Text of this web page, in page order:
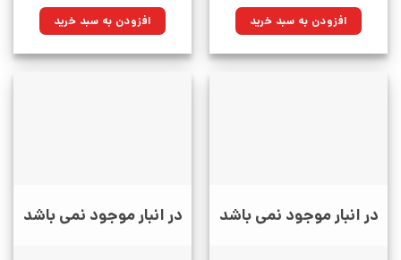
۴۹۰,۰۰۰تومان
بود.
۳۵۰,۳۵۰تومان. افزودن به سبد خرید ۴۰۰,۰۰۰تومان
بود.
۲۸۶,۰۰۰تومان.افزودن به سبد خرید
در انبار موجود نمی باشد در انبار موجود نمی باشد